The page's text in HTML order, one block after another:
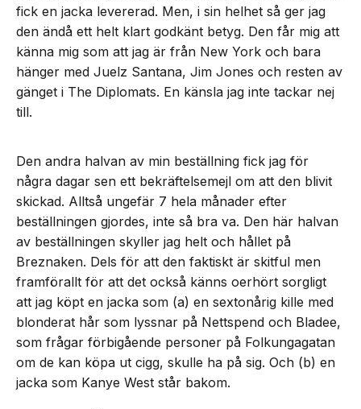
fick en jacka levererad. Men, i sin helhet så ger jag
den ändå ett helt klart godkänt betyg. Den får mig att
känna mig som att jag är från New York och bara
hänger med Juelz Santana, Jim Jones och resten av
gänget i The Diplomats. En känsla jag inte tackar nej
till.
Den andra halvan av min beställning fick jag för
några dagar sen ett bekräftelsemejl om att den blivit
skickad. Alltså ungefär 7 hela månader efter
beställningen gjordes, inte så bra va. Den här halvan
av beställningen skyller jag helt och hållet på
Breznaken. Dels för att den faktiskt är skitful men
framförallt för att det också känns oerhört sorgligt
att jag köpt en jacka som (a) en sextonårig kille med
blonderat hår som lyssnar på Nettspend och Bladee,
som frågar förbigående personer på Folkungagatan
om de kan köpa ut cigg, skulle ha på sig. Och (b) en
jacka som Kanye West står bakom.